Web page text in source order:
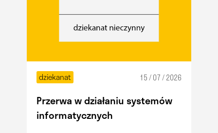
dziekanat 15 / 07 / 2026
Przerwa w działaniu systemów
informatycznych